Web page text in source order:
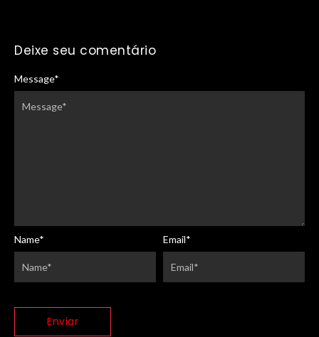
Deixe seu comentário
Message*
Name* Email*